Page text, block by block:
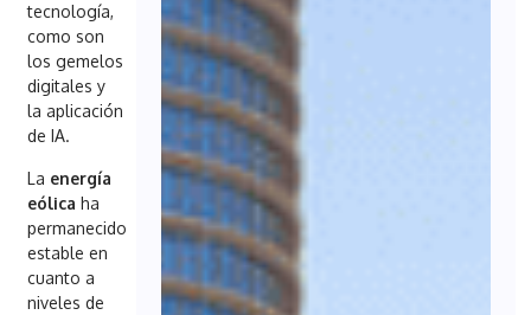
tecnología,
como son
los gemelos
digitales y
la aplicación
de IA.
La energía
eólicaha
permanecido
estable en
cuanto a
niveles de